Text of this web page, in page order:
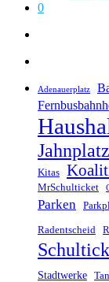
0
Adenauerplatz
Jahnplatz
Kitas
MrSchulticket
Parken
Radentscheid
Stadtwerke